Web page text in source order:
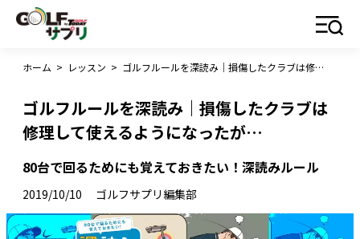
ホーム > レッスン > ゴルフルールを深読み｜損傷したクラブは修理して使えるようになったが…
ゴルフルールを深読み｜損傷したクラブは
修理して使えるようになったが…
80台で回るためにも覚えておきたい！深読みルール
2019/10/10 ゴルフサプリ編集部